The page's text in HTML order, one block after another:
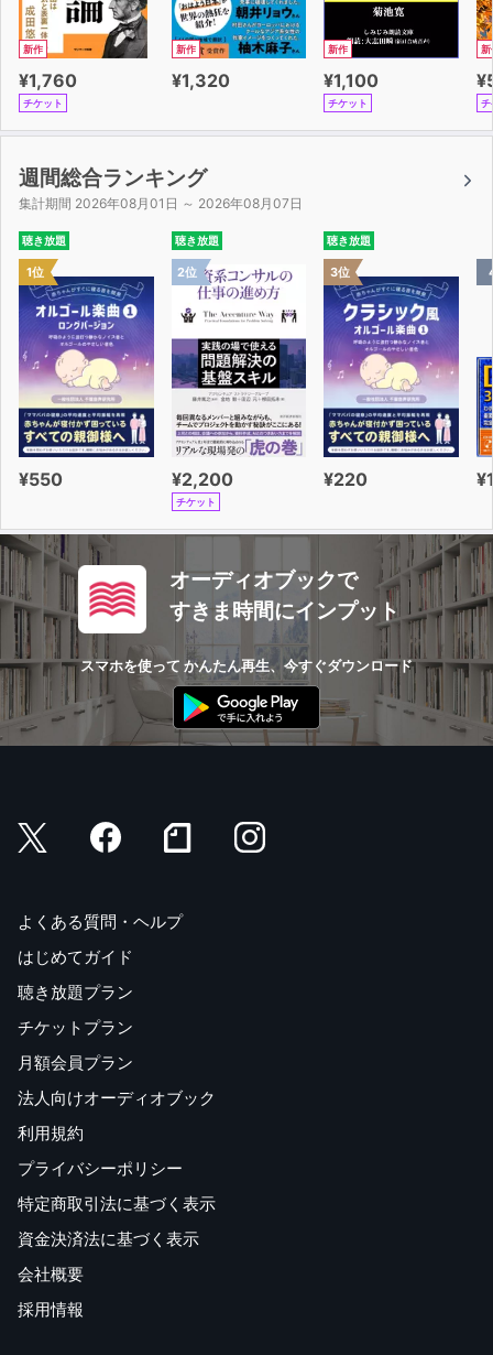
新作
¥1,760
チケット
新作
¥1,320
新作
¥1,100
チケット
新
チ
週間総合ランキング
集計期間 2026年08月01日 ～ 2026年08月07日
聴き放題
1位
¥550
聴き放題
2位
¥2,200
チケット
聴き放題
3位
¥220
オーディオブックで
すきま時間にインプット
スマホを使って かんたん再生、今すぐダウンロード
よくある質問・ヘルプ
はじめてガイド
聴き放題プラン
チケットプラン
月額会員プラン
法人向けオーディオブック
利用規約
プライバシーポリシー
特定商取引法に基づく表示
資金決済法に基づく表示
会社概要
採用情報